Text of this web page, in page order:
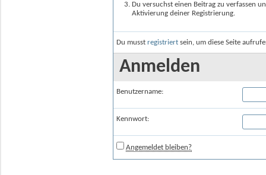
Du versuchst einen Beitrag zu verfassen
Aktivierung deiner Registrierung.
Du musst registriert sein, um diese Seite
Anmelden
Benutzername:
Kennwort:
Angemeldet bleiben?